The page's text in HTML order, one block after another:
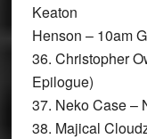
Keaton
Henson – 10am
36. Christopher
Epilogue)
37. Neko Case –
38. Majical